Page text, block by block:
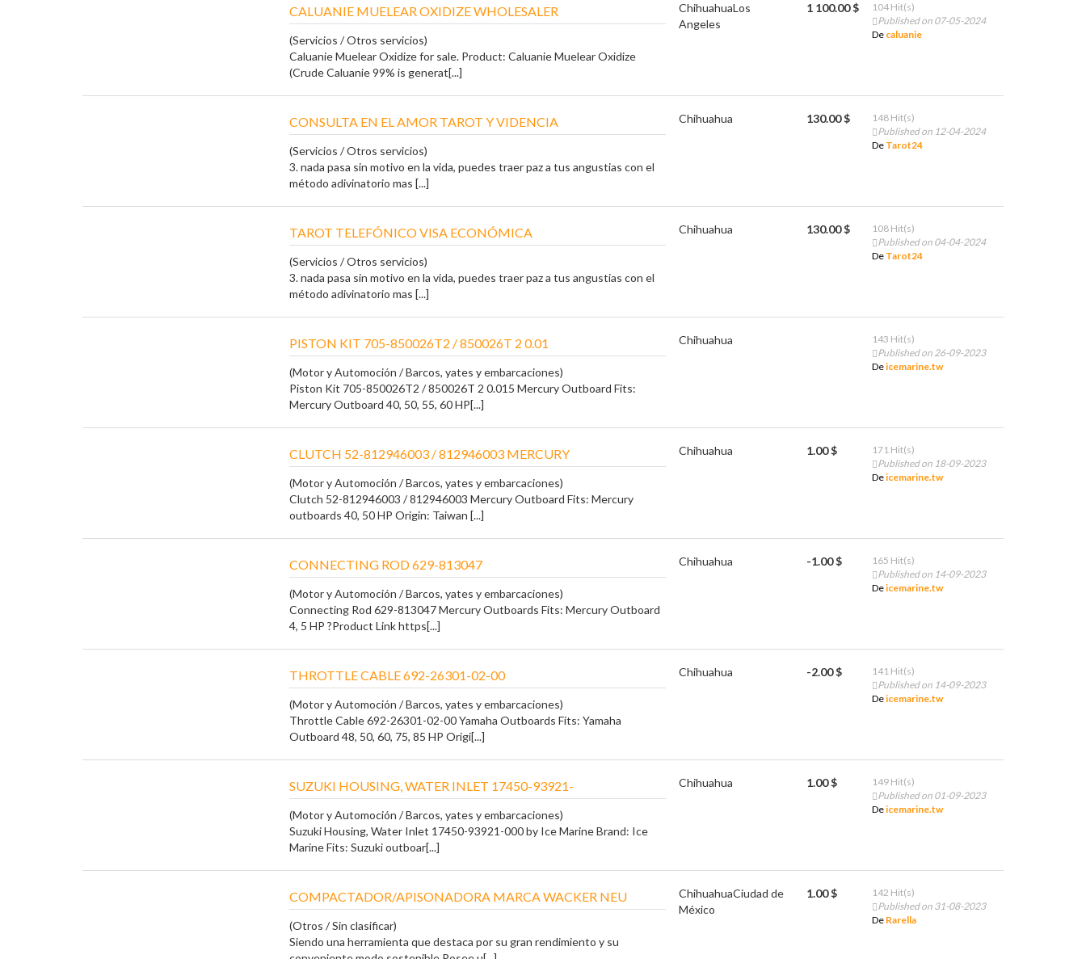
CALUANIE MUELEAR OXIDIZE WHOLESALER
(Servicios / Otros servicios)
Caluanie Muelear Oxidize for sale. Product: Caluanie Muelear Oxidize
(Crude Caluanie 99% is generat[...]
ChihuahuaLos
Angeles
1 100.00 $
104 Hit(s)
Published on 07-05-2024
De caluanie
CONSULTA EN EL AMOR TAROT Y VIDENCIA
(Servicios / Otros servicios)
3. nada pasa sin motivo en la vida, puedes traer paz a tus angustias con el
método adivinatorio mas [...]
Chihuahua 130.00 $
148 Hit(s)
Published on 12-04-2024
De Tarot24
TAROT TELEFÓNICO VISA ECONÓMICA
(Servicios / Otros servicios)
3. nada pasa sin motivo en la vida, puedes traer paz a tus angustias con el
método adivinatorio mas [...]
Chihuahua 130.00 $
108 Hit(s)
Published on 04-04-2024
De Tarot24
PISTON KIT 705-850026T2 / 850026T 2 0.01
(Motor y Automoción / Barcos, yates y embarcaciones)
Piston Kit 705-850026T2 / 850026T 2 0.015 Mercury Outboard Fits:
Mercury Outboard 40, 50, 55, 60 HP[...]
Chihuahua
143 Hit(s)
Published on 26-09-2023
Deicemarine.tw
CLUTCH 52-812946003 / 812946003 MERCURY
(Motor y Automoción / Barcos, yates y embarcaciones)
Clutch 52-812946003 / 812946003 Mercury Outboard Fits: Mercury
outboards 40, 50 HP Origin: Taiwan [...]
Chihuahua 1.00 $
171 Hit(s)
Published on 18-09-2023
Deicemarine.tw
CONNECTING ROD 629-813047
(Motor y Automoción / Barcos, yates y embarcaciones)
Connecting Rod 629-813047 Mercury Outboards Fits: Mercury Outboard
4, 5 HP ?Product Link https[...]
Chihuahua -1.00 $
165 Hit(s)
Published on 14-09-2023
Deicemarine.tw
THROTTLE CABLE 692-26301-02-00
(Motor y Automoción / Barcos, yates y embarcaciones)
Throttle Cable 692-26301-02-00 Yamaha Outboards Fits: Yamaha
Outboard 48, 50, 60, 75, 85 HP Origi[...]
Chihuahua -2.00 $
141 Hit(s)
Published on 14-09-2023
Deicemarine.tw
SUZUKI HOUSING, WATER INLET 17450-93921-
(Motor y Automoción / Barcos, yates y embarcaciones)
Suzuki Housing, Water Inlet 17450-93921-000 by Ice Marine Brand: Ice
Marine Fits: Suzuki outboar[...]
Chihuahua 1.00 $
149 Hit(s)
Published on 01-09-2023
Deicemarine.tw
COMPACTADOR/APISONADORA MARCA WACKER NEU
(Otros / Sin clasificar)
Siendo una herramienta que destaca por su gran rendimiento y su
ChihuahuaCiudad de
México
1.00 $
142 Hit(s)
Published on 31-08-2023
De Rarella